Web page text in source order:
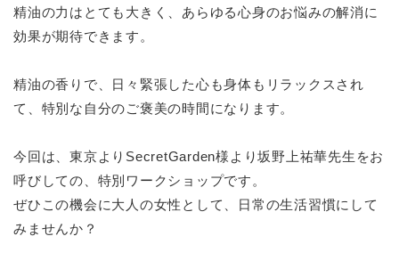
精油の力はとても大きく、あらゆる心身のお悩みの解消に
効果が期待できます。
精油の香りで、日々緊張した心も身体もリラックスされ
て、特別な自分のご褒美の時間になります。
今回は、東京よりSecretGarden様より坂野上祐華先生をお
呼びしての、特別ワークショップです。
ぜひこの機会に大人の女性として、日常の生活習慣にして
みませんか？